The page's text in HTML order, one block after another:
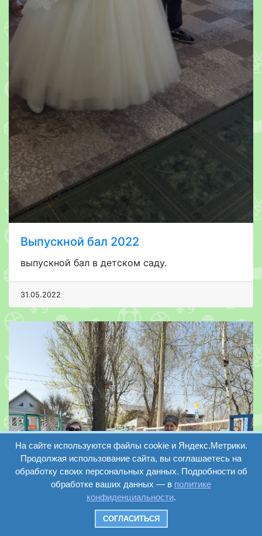
Выпускной бал 2022
выпускной бал в детском саду.
31.05.2022
На сайте используются файлы cookie и Яндекс.Метрики.
Продолжая использование сайта, вы соглашаетесь на
обработку своих персональных данных. Подробности об
обработке ваших данных — в политике
конфиденциальности.
СОГЛАСИТЬСЯ